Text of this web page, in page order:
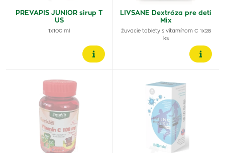
PREVAPIS JUNIOR sirup T
US
1x100 ml
LIVSANE Dextróza pre deti
Mix
žuvacie tablety s vitamínom C 1x28
ks